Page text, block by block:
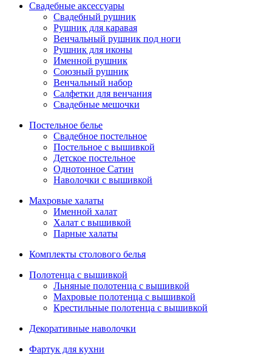
Свадебные аксессуары
Свадебный рушник
Рушник для каравая
Венчальный рушник под ноги
Рушник для иконы
Именной рушник
Союзный рушник
Венчальный набор
Салфетки для венчания
Свадебные мешочки
Постельное белье
Свадебное постельное
Постельное с вышивкой
Детское постельное
Однотонное Сатин
Наволочки с вышивкой
Махровые халаты
Именной халат
Халат с вышивкой
Парные халаты
Комплекты столового белья
Полотенца с вышивкой
Льняные полотенца с вышивкой
Махровые полотенца с вышивкой
Крестильные полотенца с вышивкой
Декоративные наволочки
Фартук для кухни